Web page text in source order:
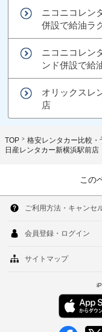
ニコニコレン
併設で給油ラ
ニコニコレン
ンド併設で給
オリックスレ
店
TOP 格安レンタカー比較・
日産レンタカー新横浜駅前店
この